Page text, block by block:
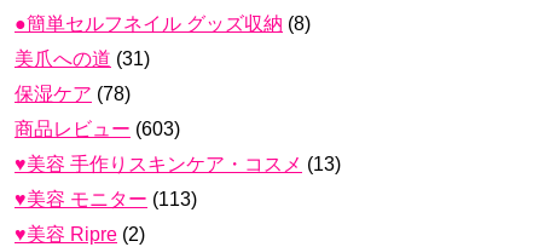
●簡単セルフネイル グッズ収納 (8)
美爪への道 (31)
保湿ケア (78)
商品レビュー (603)
♥美容 手作りスキンケア・コスメ (13)
♥美容 モニター (113)
♥美容 Ripre (2)